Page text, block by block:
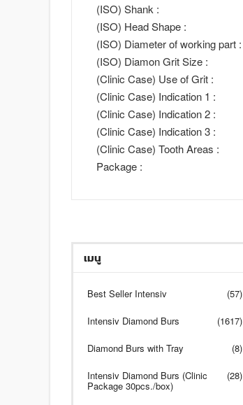
(ISO) Shank :
(ISO) Head Shape :
(ISO) Diameter of working part :
(ISO) Diamon Grit Size :
(Clinic Case) Use of Grit :
(Clinic Case) Indication 1 :
(Clinic Case) Indication 2 :
(Clinic Case) Indication 3 :
(Clinic Case) Tooth Areas :
Package :
เมนู
Best Seller Intensiv (57)
Intensiv Diamond Burs (1617)
Diamond Burs with Tray (8)
Intensiv Diamond Burs (Clinic
Package 30pcs./box)
(28)